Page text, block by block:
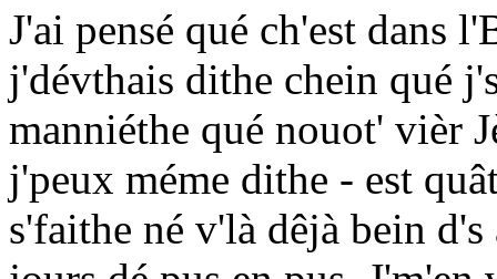
J'ai pensé qué ch'est dans
j'dévthais dithe chein qué
manniéthe qué nouot' vièr
j'peux méme dithe - est
s'faithe né v'là dêjà bein